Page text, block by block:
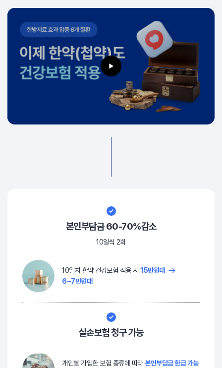
본인부담금 60-70%감소
10일씩 2회
10일치 한약 건강보험 적용 시 15만원대
6~7만원대
실손보험 청구 가능
개인별 가입한 보험 종류에 따라본인부담금 환급 가능